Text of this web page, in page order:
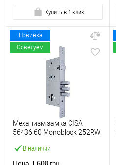
Купить в 1 клик
Новинка
Советуем
В наличии
Механизм замка CISA
56436.60 Monoblock 252RW
Цена 1 608 грн.